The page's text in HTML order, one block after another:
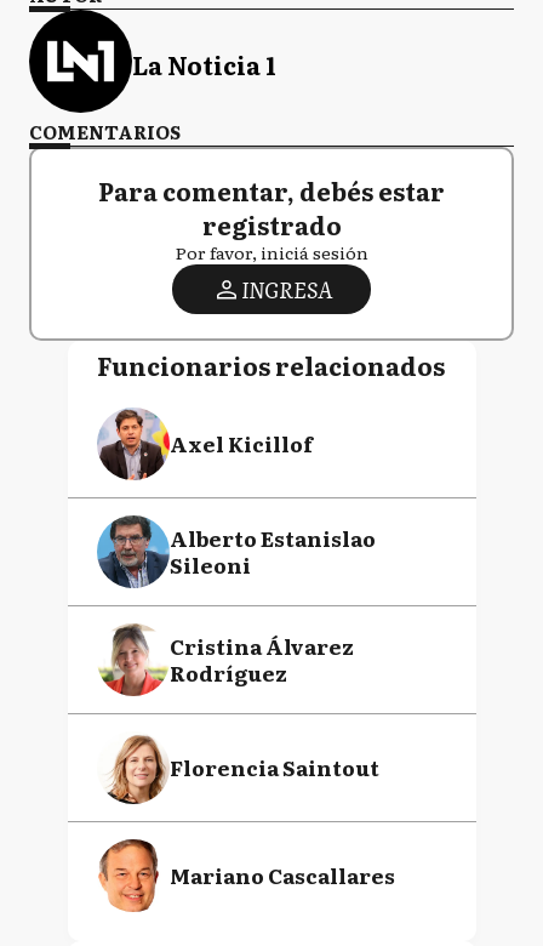
La Noticia 1
COMENTARIOS
Para comentar, debés estar
registrado
Por favor, iniciá sesión
INGRESA
Funcionarios relacionados
Axel Kicillof
Alberto Estanislao
Sileoni
Cristina Álvarez
Rodríguez
Florencia Saintout
Mariano Cascallares